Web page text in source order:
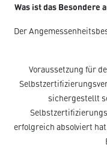
Was ist das Besondere
Der
Voraussetzung für
sichergestellt
erfolgreich absolviert